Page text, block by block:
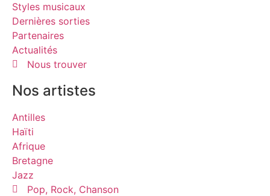
Styles musicaux
Dernières sorties
Partenaires
Actualités
Nous trouver
Nos artistes
Antilles
Haïti
Afrique
Bretagne
Jazz
Pop, Rock, Chanson